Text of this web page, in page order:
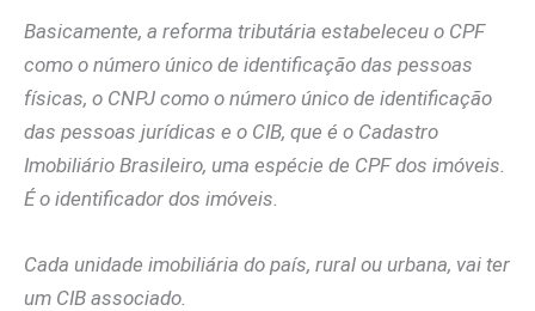
Basicamente, a reforma tributária estabeleceu o CPF
como o número único de identificação das pessoas
físicas, o CNPJ como o número único de identificação
das pessoas jurídicas e o CIB, que é o Cadastro
Imobiliário Brasileiro, uma espécie de CPF dos imóveis.
É o identificador dos imóveis.
Cada unidade imobiliária do país, rural ou urbana, vai ter
um CIB associado.